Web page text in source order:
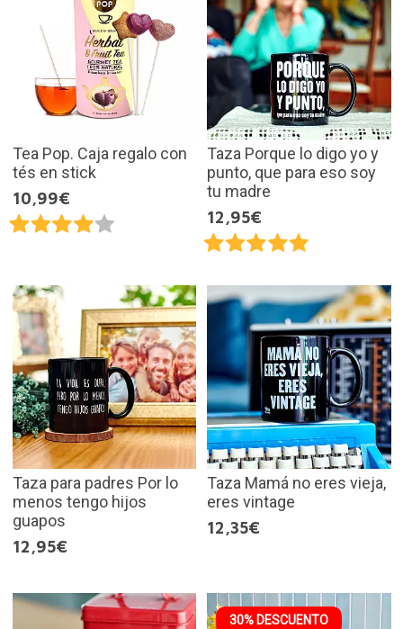
Tea Pop. Caja regalo con
tés en stick
10,99€
Taza Porque lo digo yo y
punto, que para eso soy
tu madre
12,95€
Taza para padres Por lo
menos tengo hijos
guapos
12,95€
Taza Mamá no eres vieja,
eres vintage
12,35€
30% DESCUENTO